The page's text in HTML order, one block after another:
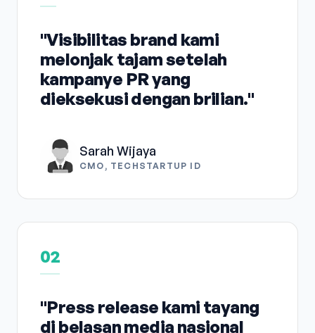
"Visibilitas brand kami
melonjak tajam setelah
kampanye PR yang
dieksekusi dengan brilian."
Sarah Wijaya
CMO, TECHSTARTUP ID
02
"Press release kami tayang
di belasan media nasional